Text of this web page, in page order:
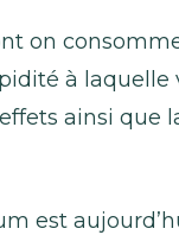
on
à laquelle
ainsi que
est